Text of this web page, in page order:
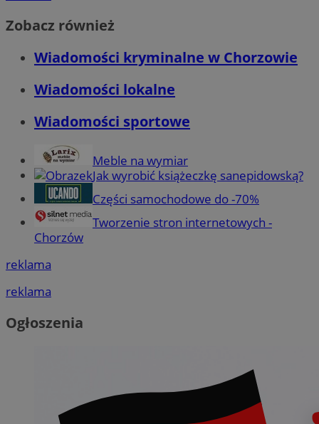
Zobacz również
Wiadomości kryminalne w Chorzowie
Wiadomości lokalne
Wiadomości sportowe
Meble na wymiar
Jak wyrobić książeczkę sanepidowską?
Części samochodowe do -70%
Tworzenie stron internetowych -
Chorzów
reklama
reklama
Ogłoszenia